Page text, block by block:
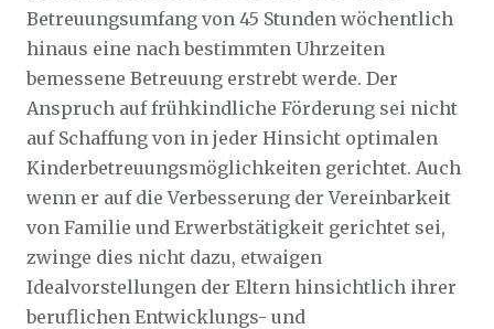
Betreuungsumfang von 45 Stunden wöchentlich
hinaus eine nach bestimmten Uhrzeiten
bemessene Betreuung erstrebt werde. Der
Anspruch auf frühkindliche Förderung sei nicht
auf Schaffung von in jeder Hinsicht optimalen
Kinderbetreuungsmöglichkeiten gerichtet. Auch
wenn er auf die Verbesserung der Vereinbarkeit
von Familie und Erwerbstätigkeit gerichtet sei,
zwinge dies nicht dazu, etwaigen
Idealvorstellungen der Eltern hinsichtlich ihrer
beruflichen Entwicklungs- und